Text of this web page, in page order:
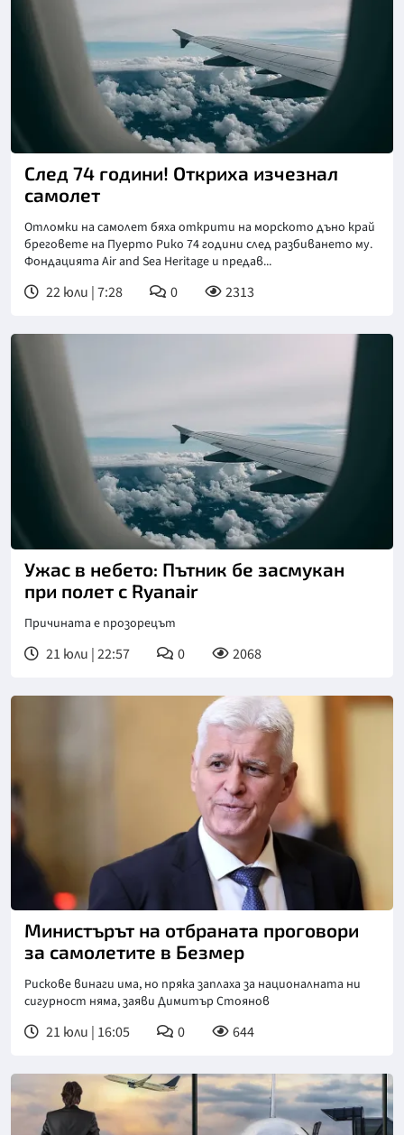
След 74 години! Откриха изчезнал
самолет
Отломки на самолет бяха открити на морското дъно край
бреговете на Пуерто Рико 74 години след разбиването му.
Фондацията Аir and Sea Heritage и предав...
22 юли | 7:28 0 2313
Ужас в небето: Пътник бе засмукан
при полет с Ryanair
Причината е прозорецът
21 юли | 22:57 0 2068
Министърът на отбраната проговори
за самолетите в Безмер
Рискове винаги има, но пряка заплаха за националната ни
сигурност няма, заяви Димитър Стоянов
21 юли | 16:05 0 644